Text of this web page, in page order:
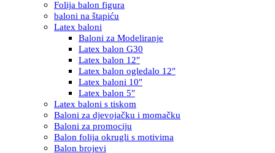
Folija balon figura
baloni na štapiću
Latex baloni
Baloni za Modeliranje
Latex balon G30
Latex balon 12″
Latex balon ogledalo 12″
Latex baloni 10″
Latex balon 5″
Latex baloni s tiskom
Baloni za djevojačku i momačku
Baloni za promociju
Balon folija okrugli s motivima
Balon brojevi